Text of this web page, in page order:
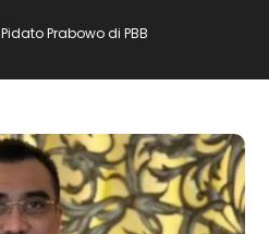
Pidato Prabowo di PBB